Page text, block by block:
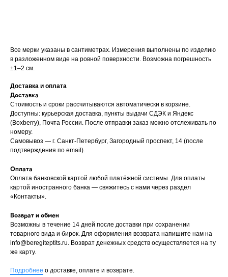
Все мерки указаны в сантиметрах. Измерения выполнены по изделию
в разложенном виде на ровной поверхности. Возможна погрешность
±1–2 см.
Доставка и оплата
Доставка
Стоимость и сроки рассчитываются автоматически в корзине.
Доступны: курьерская доставка, пункты выдачи СДЭК и Яндекс
(Boxberry), Почта России. После отправки заказ можно отслеживать по
номеру.
Самовывоз — г. Санкт-Петербург, Загородный проспект, 14 (после
подтверждения по email).
Оплата
Оплата банковской картой любой платёжной системы. Для оплаты
картой иностранного банка — свяжитесь с нами через раздел
«Контакты».
Возврат и обмен
Возможны в течение 14 дней после доставки при сохранении
товарного вида и бирок. Для оформления возврата напишите нам на
info@beregiteptits.ru. Возврат денежных средств осуществляется на ту
же карту.
Подробнее о доставке, оплате и возврате.